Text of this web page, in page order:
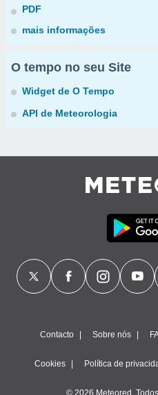
PDF
mais informações
O tempo no seu Site
Widget de O Tempo
API de Meteorologia
Contacto Sobre nós
Cookies Política de
© 2026 Meteored.